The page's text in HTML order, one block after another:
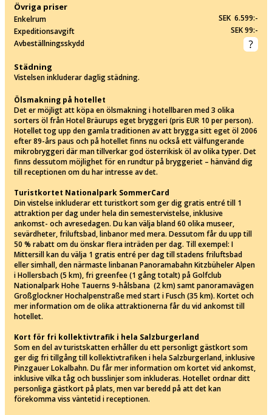
Övriga priser
Enkelrum
SEK 6.599:-
Expeditionsavgift
SEK 99:-
Avbeställningsskydd
Städning
Vistelsen inkluderar daglig städning.
Ölsmakning på hotellet
Det er möjligt att köpa en ölsmakning i hotellbaren med 3 olika
sorters öl från Hotel Bräurups eget bryggeri (pris EUR 10 per person).
Hotellet tog upp den gamla traditionen av att brygga sitt eget öl 2006
efter 89-års paus och på hotellet finns nu också ett välfungerande
mikrobryggeri där man tillverkar god österrikisk öl av olika typer. Det
finns dessutom möjlighet för en rundtur på bryggeriet – hänvänd dig
till receptionen om du har intresse av det.
Turistkortet Nationalpark SommerCard
Din vistelse inkluderar ett turistkort som ger dig gratis entré till 1
attraktion per dag under hela din semestervistelse, inklusive
ankomst- och avresedagen. Du kan välja bland 60 olika museer,
sevärdheter, friluftsbad, linbanor med mera. Dessutom får du upp till
50 % rabatt om du önskar flera inträden per dag. Till exempel: I
Mittersill kan du välja 1 gratis entré per dag till stadens friluftsbad
eller simhall, den närmaste linbanan Panoramabahn Kitzbüheler Alpen
i Hollersbach (5 km), fri greenfee (1 gång totalt) på Golfclub
Nationalpark Hohe Tauerns 9-hålsbana (2 km) samt panoramavägen
Großglockner Hochalpenstraße med start i Fusch (35 km). Kortet och
mer information om de olika attraktionerna får du vid ankomst till
hotellet.
Kort för fri kollektivtrafik i hela Salzburgerland
Som en del av turistskatten erhåller du ett personligt gästkort som
ger dig fri tillgång till kollektivtrafiken i hela Salzburgerland, inklusive
Pinzgauer Lokalbahn. Du får mer information om kortet vid ankomst,
inklusive vilka tåg och busslinjer som inkluderas. Hotellet ordnar ditt
personliga gästkort på plats, men var beredd på att det kan
förekomma viss väntetid i receptionen.